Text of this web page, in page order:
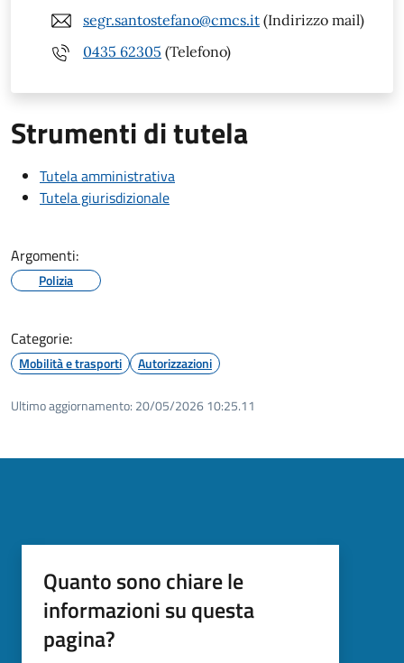
segr.santostefano@cmcs.it (Indirizzo mail)
0435 62305 (Telefono)
Strumenti di tutela
Tutela amministrativa
Tutela giurisdizionale
Argomenti:
Polizia
Categorie:
Mobilità e trasporti Autorizzazioni
Ultimo aggiornamento: 20/05/2026 10:25.11
Quanto sono chiare le
informazioni su questa
pagina?